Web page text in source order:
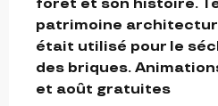
forêt et son histoire.
patrimoine
était utilisé pour le
des briques.
et août gratuites